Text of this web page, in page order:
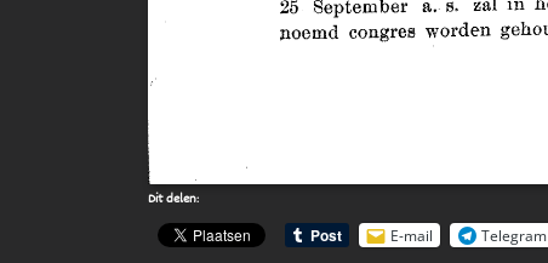
Dit delen:
E-mail
Telegram